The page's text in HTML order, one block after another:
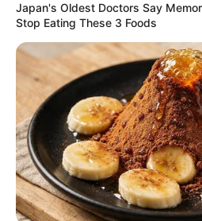
Japan's Oldest Doctors Say
Stop Eating These 3 Foods